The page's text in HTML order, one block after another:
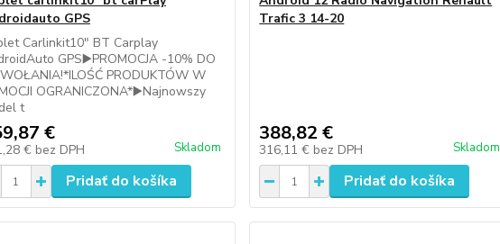
GPS
Carlinkit10" BT Carplay
GPS▶️PROMOCJA -10% DO
PRODUKTÓW W
OGRANICZONA*▶️Najnowszy
t
€
€ bez DPH Skladom
Pridať do košíka
Trafic 3 14-20
388,82 €
316,11 € bez DPH Skladom
Pridať do košíka